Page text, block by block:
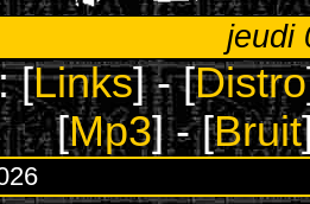
jeudi
[Links] - [Distro
[Mp3] - [Bruit